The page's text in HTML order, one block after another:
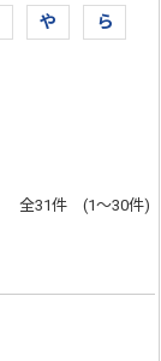
や ら
全31件 (1～30件)